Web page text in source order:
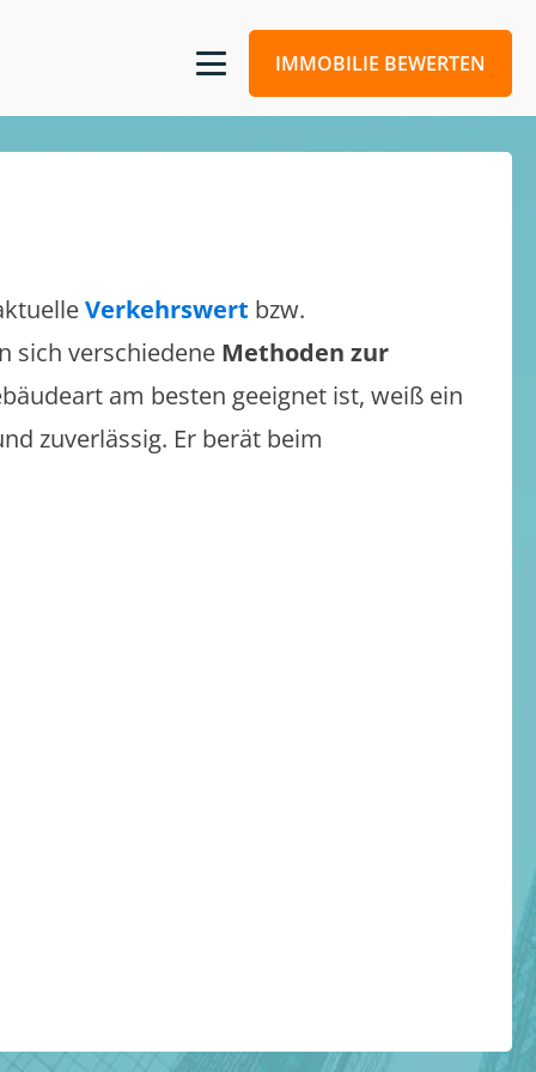
IMMOBILIE BEWERTEN
Verkehrswert bzw.
sich verschiedene Methoden zur
am besten geeignet ist, weiß ein
zuverlässig. Er berät beim